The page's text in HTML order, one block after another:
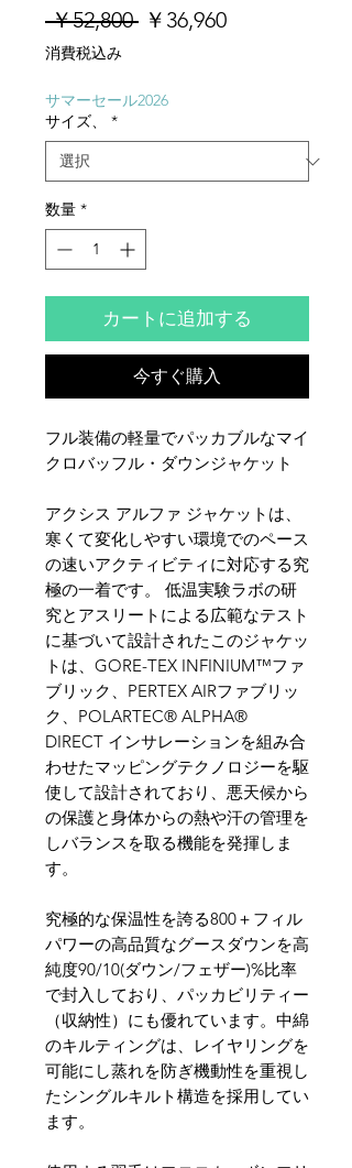
￥52,800 通
格
￥36,960セ
消費税込み
サマーセール2026
サイズ、
*
数量 *
カートに追加する
今すぐ購入
フル装備の軽量でパッカブルなマイ
クロバッフル・ダウンジャケット
アクシス アルファ ジャケットは、
寒くて変化しやすい環境でのペース
の速いアクティビティに対応する究
極の一着です。 低温実験ラボの研
究とアスリートによる広範なテスト
に基づいて設計されたこのジャケッ
トは、GORE-TEX INFINIUM™ファ
ブリック、PERTEX AIRファブリッ
ク、POLARTEC® ALPHA®
DIRECT インサレーションを組み合
わせたマッピングテクノロジーを駆
使して設計されており、悪天候から
の保護と身体からの熱や汗の管理を
しバランスを取る機能を発揮しま
す。
究極的な保温性を誇る800＋フィル
パワーの高品質なグースダウンを高
純度90/10(ダウン/フェザー)%比率
で封入しており、パッカビリティー
（収納性）にも優れています。中綿
のキルティングは、レイヤリングを
可能にし蒸れを防ぎ機動性を重視し
たシングルキルト構造を採用してい
ます。